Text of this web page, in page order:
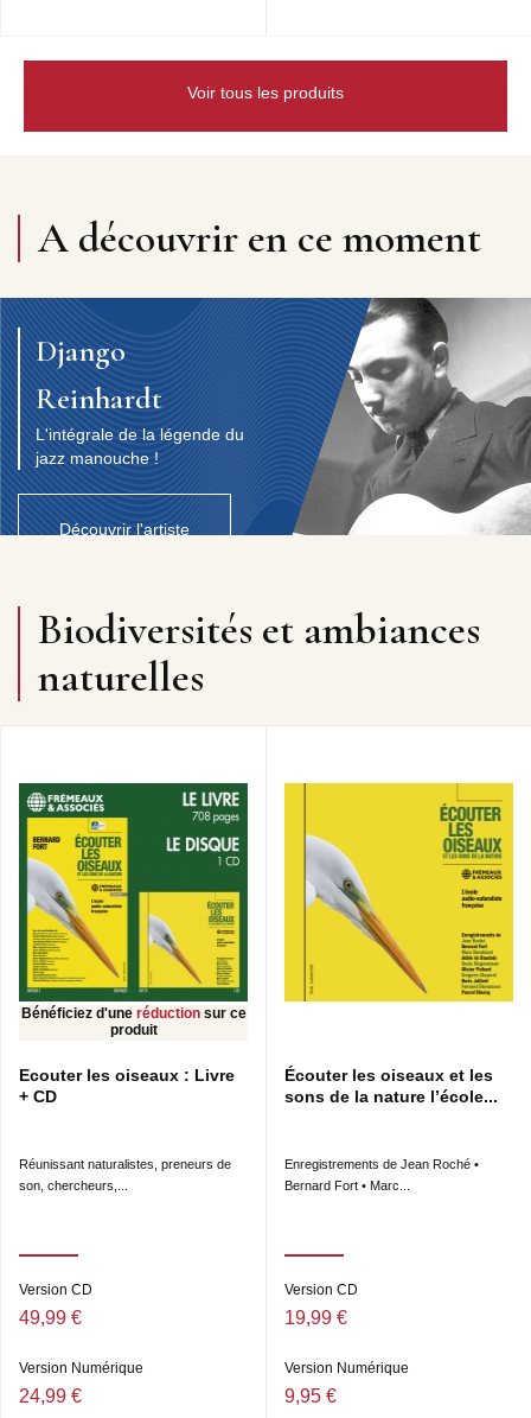
Voir tous les produits
A découvrir en ce moment
Django
Reinhardt
L'intégrale de la légende du
jazz manouche !
Découvrir l'artiste
Biodiversités et ambiances
naturelles
Bénéficiez d'une réduction sur ce
produit
Ecouter les oiseaux : Livre
+ CD
Réunissant naturalistes, preneurs de
son, chercheurs,...
Version CD
49,99 €
Version Numérique
24,99 €
Écouter les oiseaux et les
sons de la nature l’école...
Enregistrements de Jean Roché •
Bernard Fort • Marc...
Version CD
19,99 €
Version Numérique
9,95 €